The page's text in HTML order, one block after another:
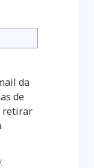
da
de
retirar